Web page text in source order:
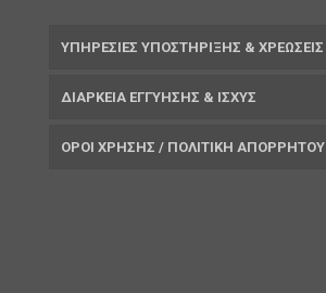
ΥΠΗΡΕΣΙΕΣ ΥΠΟΣΤΗΡΙΞΗΣ & ΧΡΕΩΣΕΙΣ
ΔΙΑΡΚΕΙΑ ΕΓΓΥΗΣΗΣ & ΙΣΧΥΣ
ΟΡΟΙ ΧΡΗΣΗΣ / ΠΟΛΙΤΙΚΗ ΑΠΟΡΡΗΤΟΥ